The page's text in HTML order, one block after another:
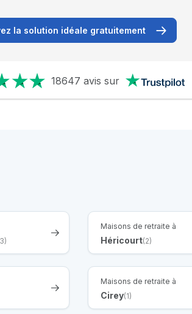
la solution idéale gratuitement
18647 avis sur
Maisons de retraite à
Héricourt(2)
Maisons de retraite à
Cirey(1)